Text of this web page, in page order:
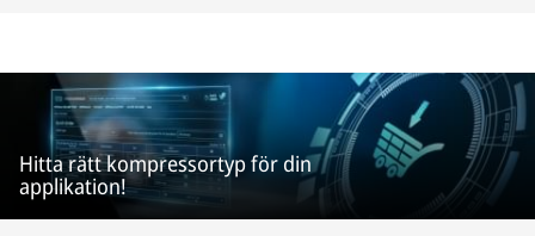
Hitta rätt kompressortyp för din
applikation!